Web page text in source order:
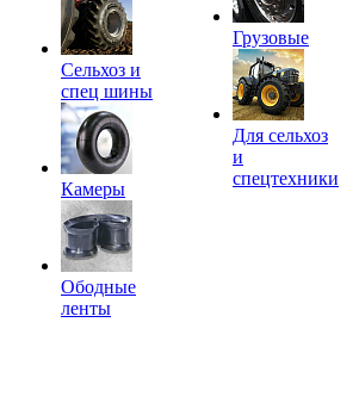
Сельхоз и
спец шины
Камеры
Ободные
ленты
Грузовые
Для сельхоз
и
спецтехники